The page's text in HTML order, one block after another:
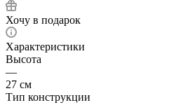
Хочу в подарок
Характеристики
Высота
—
27 см
Тип конструкции